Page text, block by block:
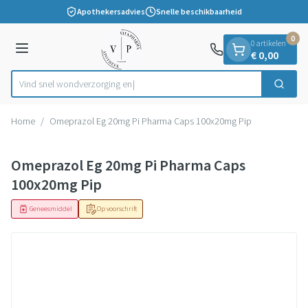
Ga naar de inhoudApothekersadvies Snelle beschikbaarheid
Menu
Product, merk, categorie...
Vind snel wondver Zoek
0 artikelen
€ 0,00
0
Home / Omeprazol Eg 20mg Pi Pharma Caps 100x20mg Pip
Omeprazol Eg 20mg Pi Pharma Caps
100x20mg Pip
Op voorschrift
Geneesmiddel